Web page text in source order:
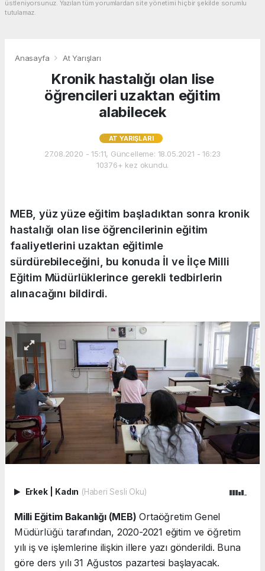
üstleniyorsunuz. Yazılan tüm yorumlardan site yönetimi hiçbir şekilde sorumlu
tutulamaz.
Anasayfa At Yarışları
Kronik hastalığı olan lise
öğrencileri uzaktan eğitim
alabilecek
AT YARIŞLARI
27.08.2020 - 15:11, Güncelleme: 18.05.2021 - 16:23
10376+ kez okundu.
MEB, yüz yüze eğitim başladıktan sonra kronik
hastalığı olan lise öğrencilerinin eğitim
faaliyetlerini uzaktan eğitimle
sürdürebileceğini, bu konuda İl ve İlçe Milli
Eğitim Müdürlüklerince gerekli tedbirlerin
alınacağını bildirdi.
Erkek Kadın (Haberi Sesli Oku)
Milli Eğitim Bakanlığı (MEB) Ortaöğretim Genel
Müdürlüğü tarafından, 2020-2021 eğitim ve öğretim
yılı iş ve işlemlerine ilişkin illere yazı gönderildi. Buna
göre ders yılı 31 Ağustos pazartesi başlayacak.